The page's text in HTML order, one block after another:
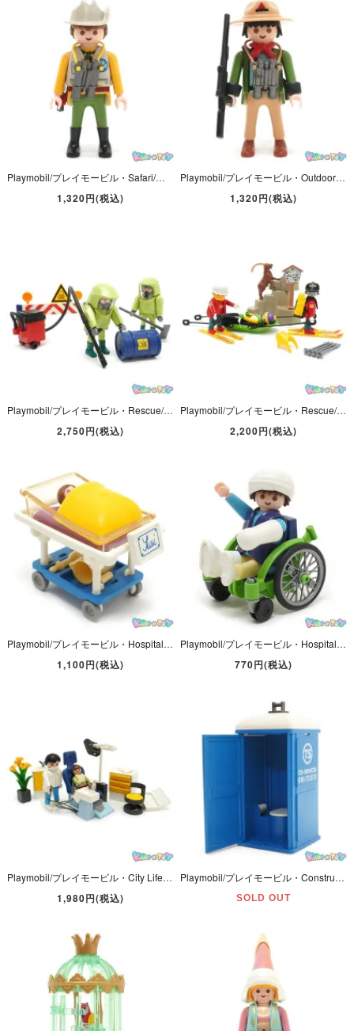
Playmobil/プレイモービル・Safari/サファリ 「Game Keeper/ゲームキーパー・Ranger/レンジャー/自然保護官」 #4559
1,320円(税込)
Playmobil/プレイモービル・Outdoor/アウトドア 「Game Warden/ゲームワーデン/レンジャー/狩猟監視員」 Dog/ドッグ/犬欠品・#3828
1,320円(税込)
Playmobil/プレイモービル・Rescue/レスキュー 「Hazmat Crew/ハズマットクルー/危険物処理班」 #3180
2,750円(税込)
Playmobil/プレイモービル・Rescue/レスキュー 「Ski Patrol/スキーパトロール/山岳救助隊」 救助犬などの欠品＆ヤギの耳折れやヤケなどのダメージ有・#3843
2,200円(税込)
Playmobil/プレイモービル・Hospital/ホスピタル 「Pediatric Nurse/ペディアトリクスナース/小児科看護師・ベビー＆ベッド」 ナース＆スプーン欠品・ダメージ有・#3979
1,100円(税込)
Playmobil/プレイモービル・Hospital/ホスピタル 「Patient/Wheelchair・ペイシェント/ウィールチェア・患者/車椅子」 欠品多数有・#3928
770円(税込)
Playmobil/プレイモービル・City Life/シティライフ 「Dentist's Office/デンタルオフィス/歯科医院/歯医者」 欠品＆パーツ折れ＆ダメージ有・#3927
1,980円(税込)
Playmobil/プレイモービル・Construction/コンストラクション 「Mobile Toilet/モービルトイレット/仮設トイレ」 フィグ欠品トイレのみ・#9844
SOLD OUT